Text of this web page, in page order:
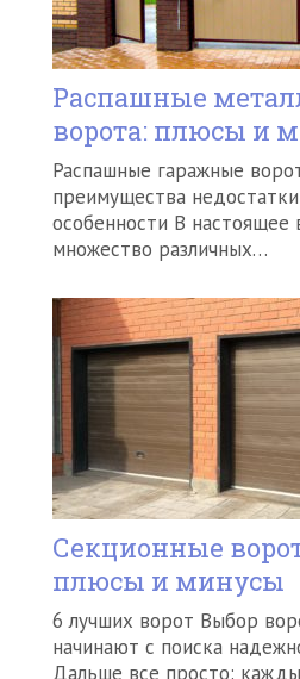
Распашные
ворота: плюсы и
Распашные гаражные
преимущества
особенности В настоящее
множество различных…
Секционные
плюсы и минусы
6 лучших ворот Выбор
начинают с поиска
Дальше все просто: